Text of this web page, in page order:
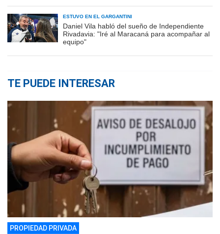
ESTUVO EN EL GARGANTINI
Daniel Vila habló del sueño de Independiente
Rivadavia: "Iré al Maracaná para acompañar al
equipo"
TE PUEDE INTERESAR
PROPIEDAD PRIVADA